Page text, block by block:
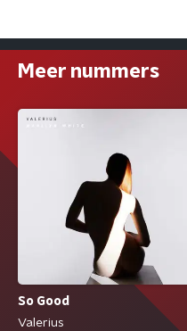
Meer nummers
So Good
Valerius